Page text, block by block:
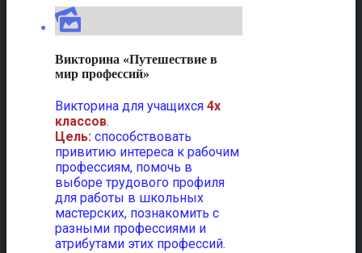
Викторина «Путешествие в
мир профессий»
Викторина для учащихся 4х
классов.
Цель: способствовать
привитию интереса к рабочим
профессиям, помочь в
выборе трудового профиля
для работы в школьных
мастерских, познакомить с
разными профессиями и
атрибутами этих профессий.